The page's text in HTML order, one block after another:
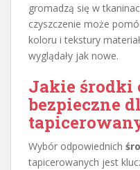
gromadzą się w
czyszczenie może
koloru i tekstury
wyglądały jak nowe.
Jakie środki
bezpieczne
Wybór odpowiednich
tapicerowanych jest